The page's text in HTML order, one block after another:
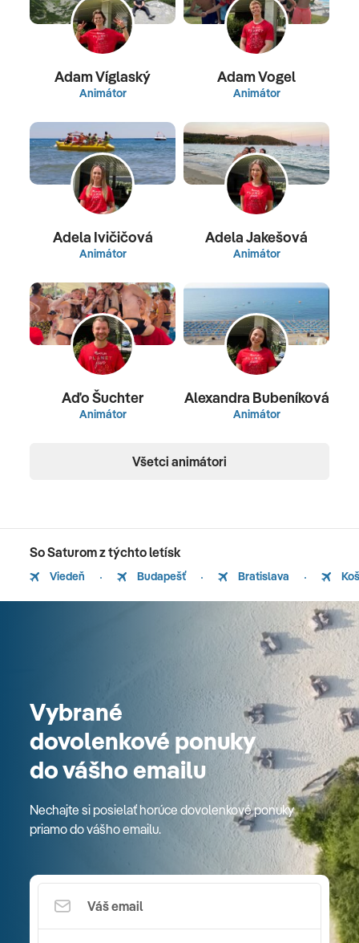
Adam Víglaský
Animátor
Adam Vogel
Animátor
Adela Ivičičová
Animátor
Adela Jakešová
Animátor
Aďo Šuchter
Animátor
Alexandra Bubeníková
Animátor
Všetci animátori
So Saturom z týchto letísk
Viedeň Budapešť Bratislava
Vybrané
dovolenkové ponuky
do vášho emailu
Nechajte si posielať horúce dovolenkové ponuky
priamo do vášho emailu.